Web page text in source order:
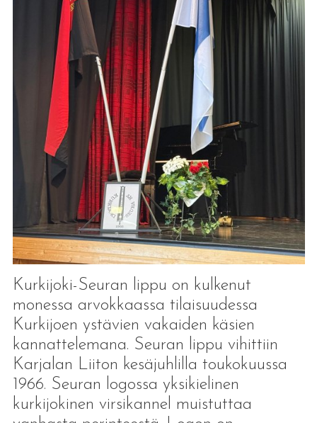
Kurkijoki-Seuran lippu on kulkenut
monessa arvokkaassa tilaisuudessa
Kurkijoen ystävien vakaiden käsien
kannattelemana. Seuran lippu vihittiin
Karjalan Liiton kesäjuhlilla toukokuussa
1966. Seuran logossa yksikielinen
kurkijokinen virsikannel muistuttaa